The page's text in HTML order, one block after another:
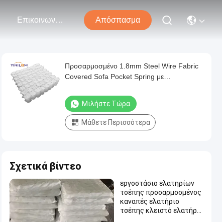
Επικοινωνήστε Μαζί Μας Απόσπασμα
Προσαρμοσμένο 1.8mm Steel Wire Fabric
Covered Sofa Pocket Spring με
Μιλήστε Τώρα.
Μάθετε Περισσότερα
Σχετικά βίντεο
εργοστάσιο ελατηρίων
τσέπης προσαρμοσμένος
καναπές ελατήριο
τσέπης κλειστό ελατήριο